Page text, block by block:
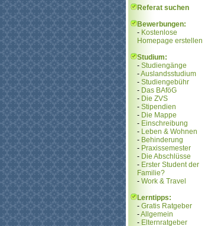
Referat suchen
Bewerbungen:
- Kostenlose
Homepage erstellen
Studium:
- Studiengänge
-Auslandsstudium
- Studiengebühr
- Das BAföG
- Die ZVS
- Stipendien
- Die Mappe
- Einschreibung
- Leben & Wohnen
- Behinderung
- Praxissemester
- Die Abschlüsse
- Erster Student der
Familie?
- Work & Travel
Lerntipps:
- Gratis Ratgeber
-Allgemein
- Elternratgeber